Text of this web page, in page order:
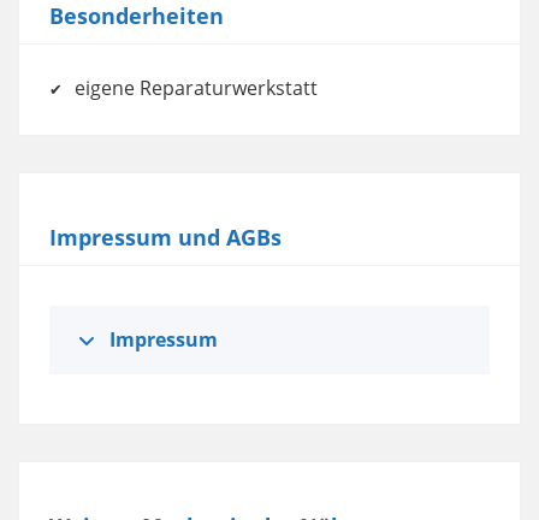
Besonderheiten
eigene Reparaturwerkstatt
Impressum und AGBs
Impressum